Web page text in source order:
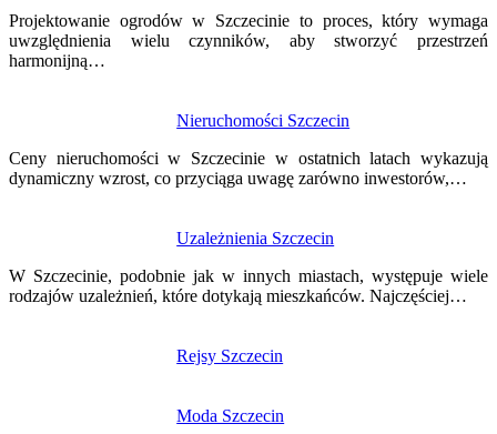
Projektowanie ogrodów w Szczecinie to proces, który wymaga
uwzględnienia wielu czynników, aby stworzyć przestrzeń
harmonijną…
Nieruchomości Szczecin
Ceny nieruchomości w Szczecinie w ostatnich latach wykazują
dynamiczny wzrost, co przyciąga uwagę zarówno inwestorów,…
Uzależnienia Szczecin
W Szczecinie, podobnie jak w innych miastach, występuje wiele
rodzajów uzależnień, które dotykają mieszkańców. Najczęściej…
Rejsy Szczecin
Moda Szczecin
wpisu